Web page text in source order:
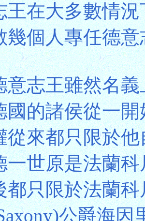
王在大多數情
幾個人專任德
意志王雖然名
國的諸侯從一
從來都只限於
一世原是法蘭
都只限於法蘭
公爵海